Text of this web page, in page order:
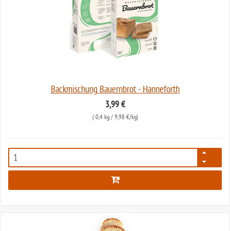
Backmischung Bauernbrot - Hanneforth
3,99 €
( 0,4 kg/ 9,98 €/kg)
484